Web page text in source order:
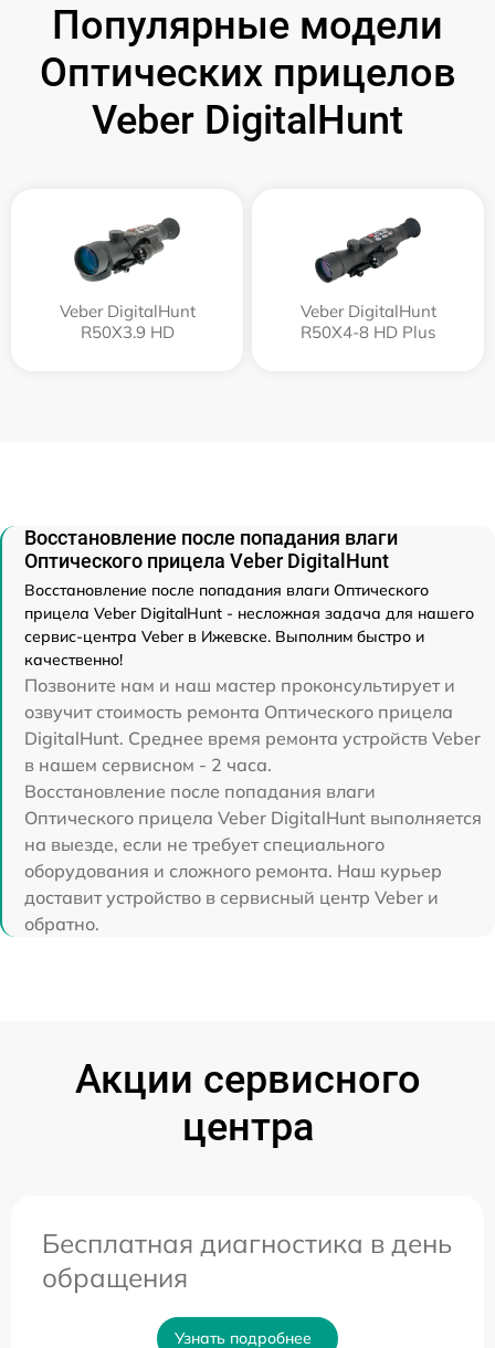
Популярные модели
Оптических прицелов
Veber DigitalHunt
Veber DigitalHunt
R50X3.9 HD
Veber DigitalHunt
R50X4-8 HD Plus
Восстановление после попадания влаги
Оптического прицела Veber DigitalHunt
Восстановление после попадания влаги Оптического
прицела Veber DigitalHunt - несложная задача для нашего
сервис-центра Veber в Ижевске. Выполним быстро и
качественно!
Позвоните нам и наш мастер проконсультирует и
озвучит стоимость ремонта Оптического прицела
DigitalHunt. Среднее время ремонта устройств Veber
в нашем сервисном - 2 часа.
Восстановление после попадания влаги
Оптического прицела Veber DigitalHunt выполняется
на выезде, если не требует специального
оборудования и сложного ремонта. Наш курьер
доставит устройство в сервисный центр Veber и
обратно.
Акции сервисного
центра
Бесплатная диагностика в день
обращения
Узнать подробнее